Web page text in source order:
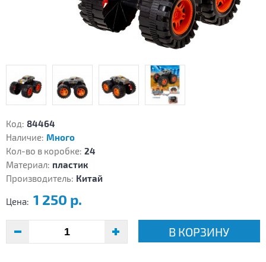
Код: 84464
Наличие: Много
Кол-во в коробке: 24
Материал: пластик
Производитель: Китай
Цена: 1 250 р.
В КОРЗИНУ